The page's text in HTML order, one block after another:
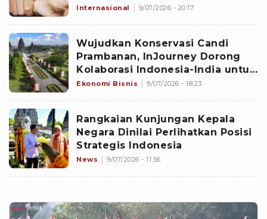
Selama 5 Hari Berturut-turut
Internasional 9/07/2026 - 20:17
Wujudkan Konservasi Candi
Prambanan, InJourney Dorong
Kolaborasi Indonesia-India untuk
Pariwisata Budaya Berkelas
Ekonomi Bisnis 9/07/2026 - 18:23
Rangkaian Kunjungan Kepala
Negara Dinilai Perlihatkan Posisi
Strategis Indonesia
News 9/07/2026 - 11:56